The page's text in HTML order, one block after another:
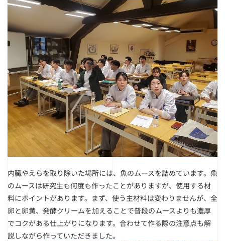
内臓やえらを取り除いた場所には、魚のムースを詰めています。魚
のムースは研究生も何度も作ったことがありますが、使用する材
料にポイントがあります。まず、使う主材料は変わりませんが、全
卵と卵黄、発酵クリームを加えることで普段のムースよりも濃厚
でコクがある仕上がりになります。合わせて作る際の注意点も解
説しながら作っていただきました。